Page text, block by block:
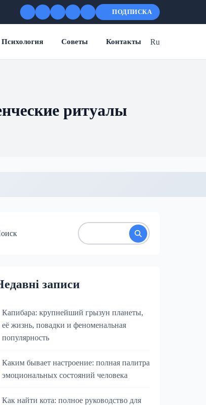
ПОДПИСКА
Психология Советы Контакты Ru
ритуалы
записи
Капибара: крупнейший грызун планеты,
её жизнь, повадки и феноменальная
популярность
Каким бывает настроение: полная палитра
эмоциональных состояний человека
Как найти кота: полное руководство для